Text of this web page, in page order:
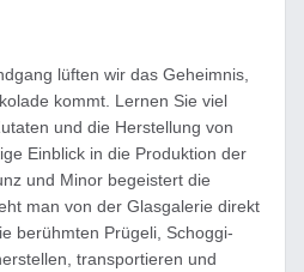
lüften wir das Geheimnis,
kommt. Lernen Sie viel
und die Herstellung von
Einblick in die Produktion der
und Minor begeistert die
man von der Glasgalerie direkt
berühmten Prügeli, Schoggi-
transportieren und